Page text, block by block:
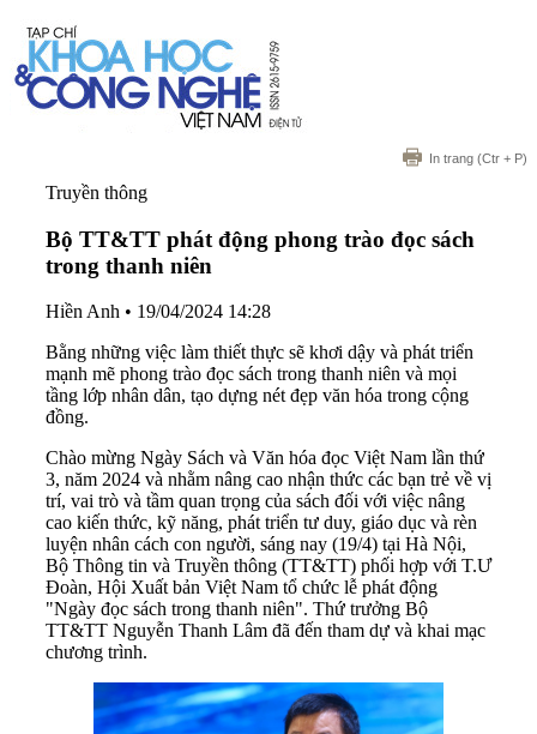
In trang (Ctr + P)
Truyền thông
Bộ TT&TT phát động phong trào đọc sách
trong thanh niên
Hiền Anh • 19/04/2024 14:28
Bằng những việc làm thiết thực sẽ khơi dậy và phát triển
mạnh mẽ phong trào đọc sách trong thanh niên và mọi
tầng lớp nhân dân, tạo dựng nét đẹp văn hóa trong cộng
đồng.
Chào mừng Ngày Sách và Văn hóa đọc Việt Nam lần thứ
3, năm 2024 và nhằm nâng cao nhận thức các bạn trẻ về vị
trí, vai trò và tầm quan trọng của sách đối với việc nâng
cao kiến thức, kỹ năng, phát triển tư duy, giáo dục và rèn
luyện nhân cách con người, sáng nay (19/4) tại Hà Nội,
Bộ Thông tin và Truyền thông (TT&TT) phối hợp với T.Ư
Đoàn, Hội Xuất bản Việt Nam tổ chức lễ phát động
"Ngày đọc sách trong thanh niên". Thứ trưởng Bộ
TT&TT Nguyễn Thanh Lâm đã đến tham dự và khai mạc
chương trình.